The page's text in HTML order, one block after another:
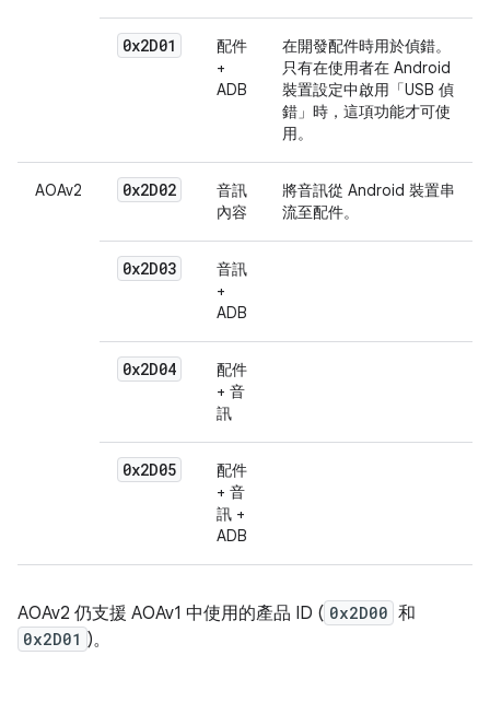
0x2D01
配件
+
ADB
在開發配件時用於偵錯。
只有在使用者在 Android
裝置設定中啟用「USB 偵
錯」 時，這項功能才可使
用。
AOAv2 0x2D02
音訊
內容
將音訊從 Android 裝置串
流至配件。
0x2D03
音訊
+
ADB
0x2D04
配件
+ 音
訊
0x2D05
配件
+ 音
訊 +
ADB
AOAv2 仍支援 AOAv1 中使用的產品 ID ( 0x2D00 和
0x2D01 )。